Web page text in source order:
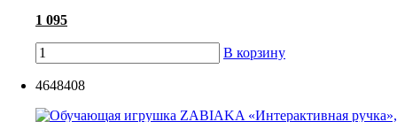
1 095
В корзину
4648408